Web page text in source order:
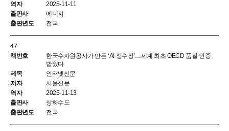
2025-11-11
에너지
전국
47
한국수자원공사가 만든 ‘AI 정수장’…세계 최초 OECD 품질 인증
받았다
인터넷신문
서울신문
2025-11-13
상하수도
전국